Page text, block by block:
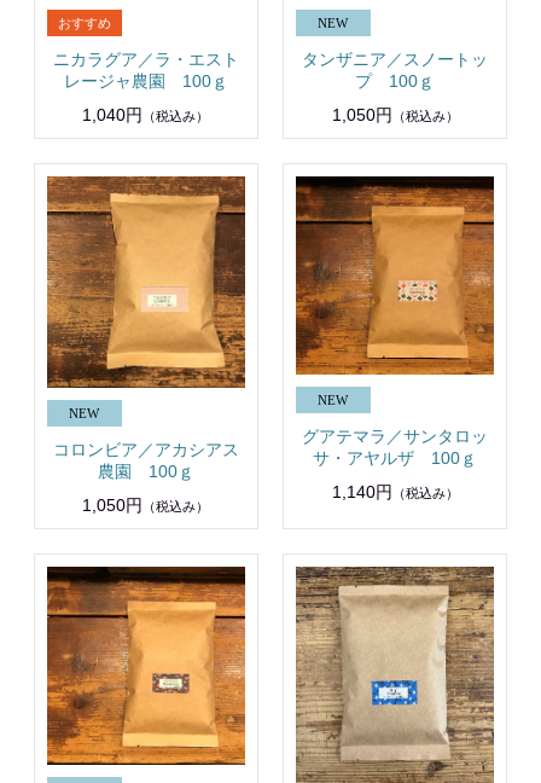
ニカラグア／ラ・エスト
レージャ農園 100ｇ
1,040円
（税込み）
タンザニア／スノートッ
プ 100ｇ
1,050円 （税込み）
コロンビア／アカシアス
農園 100ｇ
1,050円
（税込み）
グアテマラ／サンタロッ
サ・アヤルザ 100ｇ
1,140円
（税込み）